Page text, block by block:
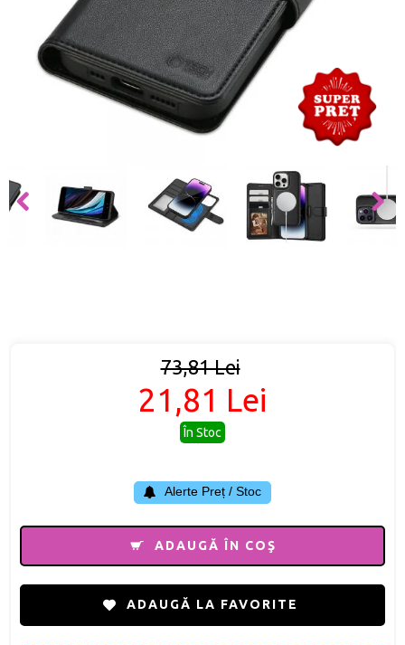
73,81 Lei
21,81 Lei
În Stoc
Alerte Preț / Stoc
ADAUGĂ ÎN COŞ
ADAUGĂ LA FAVORITE